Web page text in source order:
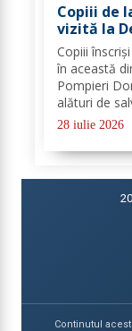
Copiii de
vizită la
Dorohoi -
Copiii
în această
Pompieri
alături de
care au
a lungul
28 iulie 2026
Continutul